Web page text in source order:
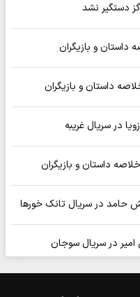
دستگیر نشد
و بازیگران
داستان و بازیگران
در سریال غریبه
داستان و بازیگران
حامد در سریال تانک خورها
امیر در سریال سوجان